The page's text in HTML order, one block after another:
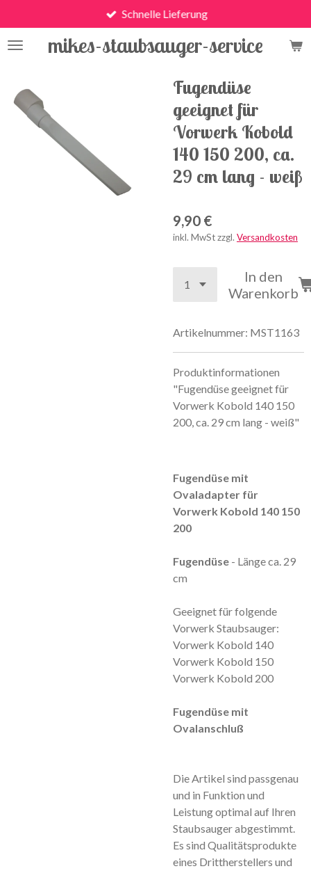
Hauptinhalt
springenmikes-staubsauger-service
Schnelle Lieferung
Fugendüse
geeignet für
Vorwerk Kobold
140 150 200, ca.
29 cm lang - weiß
9,90 €
inkl. MwSt zzgl. Versandkosten
In den
Warenkorb
Artikelnummer: MST1163
Produktinformationen
"Fugendüse geeignet für
Vorwerk Kobold 140 150
200, ca. 29 cm lang - weiß"
Fugendüse mit
Ovaladapter für
Vorwerk Kobold 140 150
200
Fugendüse - Länge ca. 29
cm
Geeignet für folgende
Vorwerk Staubsauger:
Vorwerk Kobold 140
Vorwerk Kobold 150
Vorwerk Kobold 200
Fugendüse mit
Ovalanschluß
Die Artikel sind passgenau
und in Funktion und
Leistung optimal auf Ihren
Staubsauger abgestimmt.
Es sind Qualitätsprodukte
eines Drittherstellers und